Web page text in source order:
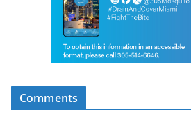
Comments